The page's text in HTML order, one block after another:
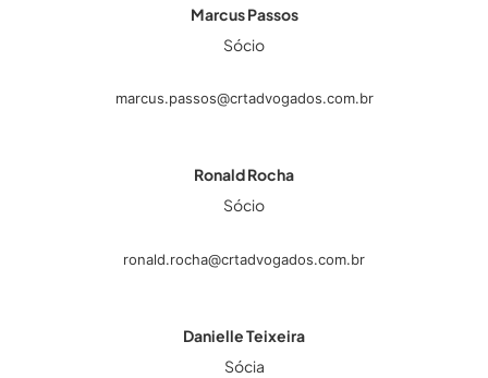
Marcus Passos
Sócio
marcus.passos@crtadvogados.com.br
Ronald Rocha
Sócio
ronald.rocha@crtadvogados.com.br
Danielle Teixeira
Sócia